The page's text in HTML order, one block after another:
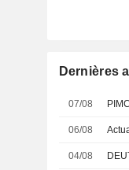
Dernières
07/08
06/08
04/08